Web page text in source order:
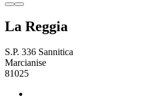
La Reggia
S.P. 336 Sannitica
Marcianise
81025